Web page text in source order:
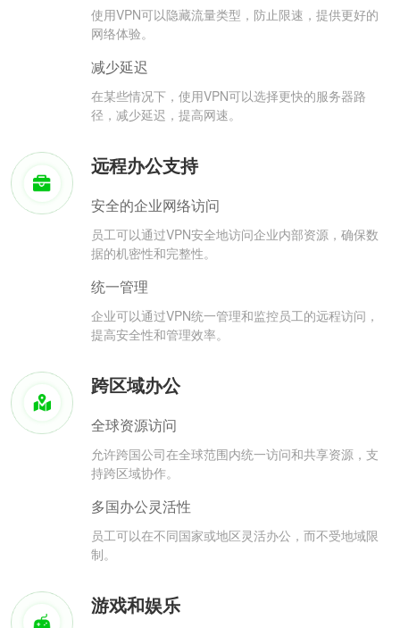
使用VPN可以隐藏流量类型，防止限速，提供更好的
网络体验。
减少延迟
在某些情况下，使用VPN可以选择更快的服务器路
径，减少延迟，提高网速。
远程办公支持
安全的企业网络访问
员工可以通过VPN安全地访问企业内部资源，确保数
据的机密性和完整性。
统一管理
企业可以通过VPN统一管理和监控员工的远程访问，
提高安全性和管理效率。
跨区域办公
全球资源访问
允许跨国公司在全球范围内统一访问和共享资源，支
持跨区域协作。
多国办公灵活性
员工可以在不同国家或地区灵活办公，而不受地域限
制。
游戏和娱乐